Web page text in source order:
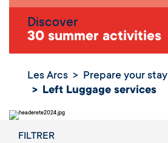
Discover
30 summer activities
Les Arcs Prepare your stay
Left Luggage services
FILTRER